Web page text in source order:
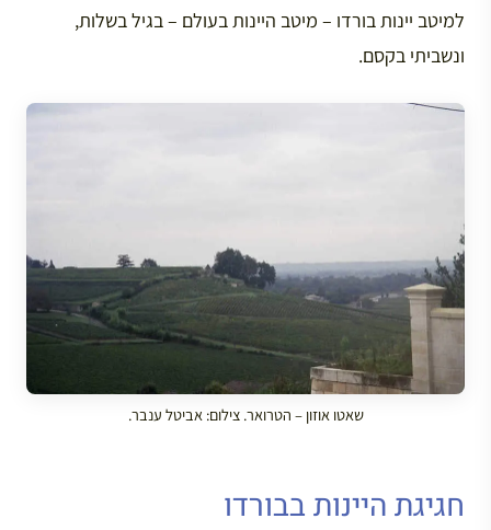
למיטב יינות בורדו – מיטב היינות בעולם – בגיל בשלות,
ונשביתי בקסם.
שאטו אוזון – הטרואר. צילום: אביטל ענבר.
חגיגת היינות בבורדו